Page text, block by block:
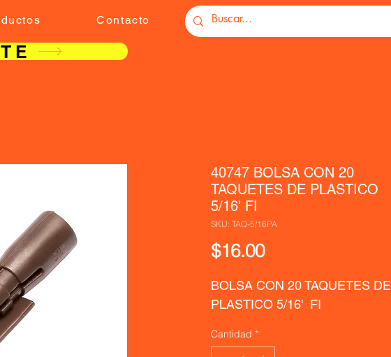
Contacto
40747 BOLSA CON 20
TAQUETES DE PLASTICO
5/16' FI
SKU: TAQ-5/16PA
$16.00Precio
BOLSA CON 20 TAQUETES DE
PLASTICO 5/16'  FI
Cantidad *